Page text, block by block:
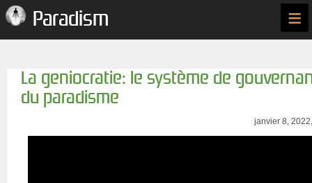
Paradism ≡
La geniocratie: le système de
du paradisme
janvier 8,